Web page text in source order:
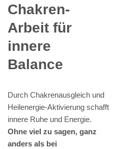
Chakren-
Arbeit für
innere
Balance
Durch Chakrenausgleich und
Heilenergie-Aktivierung schafft
innere Ruhe und Energie.
Ohne viel zu sagen, ganz
anders als bei